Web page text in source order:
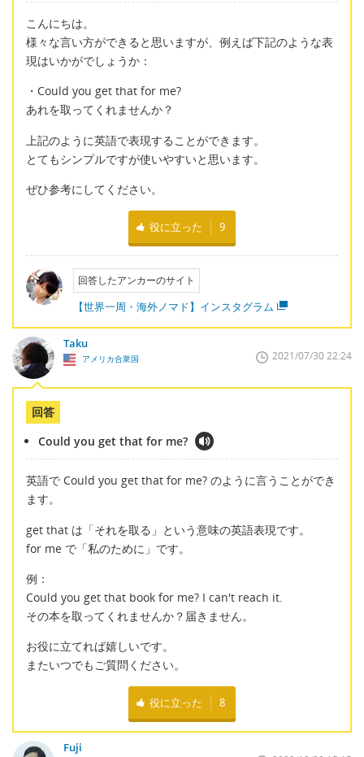
こんにちは。
様々な言い方ができると思いますが、例えば下記のような表
現はいかがでしょうか：
・Could you get that for me?
あれを取ってくれませんか？
上記のように英語で表現することができます。
とてもシンプルですが使いやすいと思います。
ぜひ参考にしてください。
役に立った 9
回答したアンカーのサイト
【世界一周・海外ノマド】インスタグラム
Taku
アメリカ合衆国 2021/07/30 22:24
回答
Could you get that for me?
英語で Could you get that for me? のように言うことができ
ます。
get that は「それを取る」という意味の英語表現です。
for me で「私のために」です。
例：
Could you get that book for me? I can't reach it.
その本を取ってくれませんか？届きません。
お役に立てれば嬉しいです。
またいつでもご質問ください。
役に立った 8
Fuji